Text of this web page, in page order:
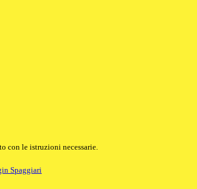
con le istruzioni necessarie.
Spaggiari